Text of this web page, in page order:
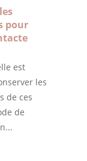
pour
est
les
de ces
de